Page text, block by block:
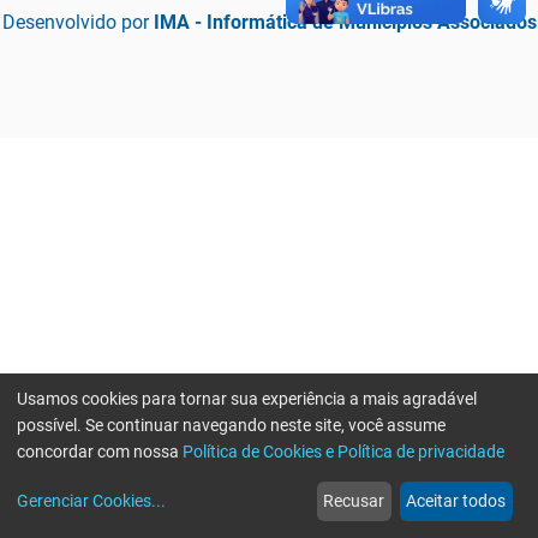
Desenvolvido por IMA - Informática de Municípios Associados
web
Notícias
more_horiz
Mais
Usamos cookies para tornar sua experiência a mais agradável
possível. Se continuar navegando neste site, você assume
concordar com nossa Política de Cookies e Política de privacidade
Gerenciar Cookies... Recusar Aceitar todos
Erro ao enviar informações, por favor tente novamente